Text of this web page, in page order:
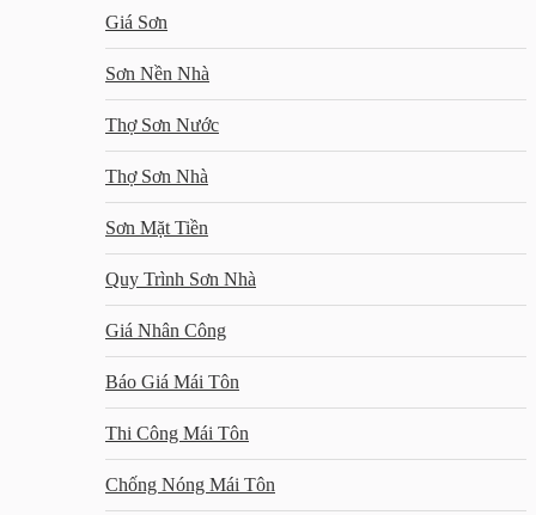
Giá Sơn
Sơn Nền Nhà
Thợ Sơn Nước
Thợ Sơn Nhà
Sơn Mặt Tiền
Quy Trình Sơn Nhà
Giá Nhân Công
Báo Giá Mái Tôn
Thi Công Mái Tôn
Chống Nóng Mái Tôn